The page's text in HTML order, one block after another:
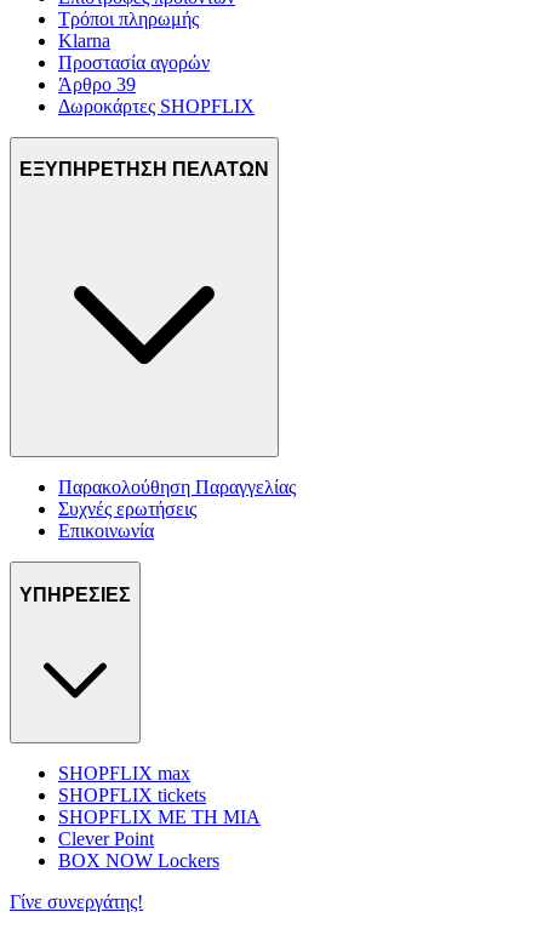
Τρόποι πληρωμής
Klarna
Προστασία αγορών
Άρθρο 39
Δωροκάρτες SHOPFLIX
ΕΞΥΠΗΡΕΤΗΣΗ ΠΕΛΑΤΩΝ
Παρακολούθηση Παραγγελίας
Συχνές ερωτήσεις
Επικοινωνία
ΥΠΗΡΕΣΙΕΣ
SHOPFLIX max
SHOPFLIX tickets
SHOPFLIX ΜΕ ΤΗ ΜΙΑ
Clever Point
BOX NOW Lockers
Γίνε συνεργάτης!